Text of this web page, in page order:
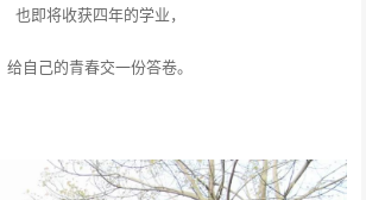
也即将收获四年的学业，
给自己的青春交一份答卷。